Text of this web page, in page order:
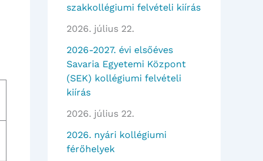
szakkollégiumi felvételi kiírás
2026. július 22.
2026-2027. évi elsőéves
Savaria Egyetemi Központ
(SEK) kollégiumi felvételi
kiírás
2026. július 22.
2026. nyári kollégiumi
férőhelyek